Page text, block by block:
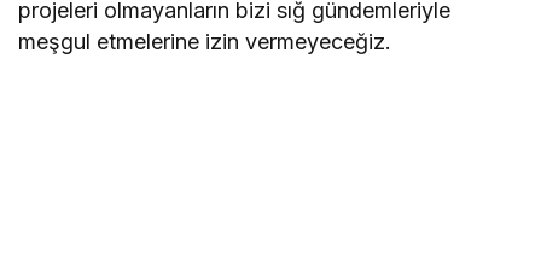
projeleri olmayanların bizi sığ gündemleriyle
meşgul etmelerine izin vermeyeceğiz.